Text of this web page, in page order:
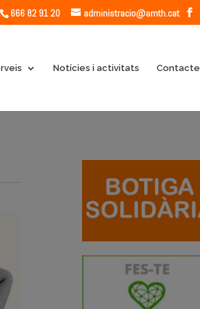
666 82 91 20 administracio@amth.cat
Notícies i activitats Contacte